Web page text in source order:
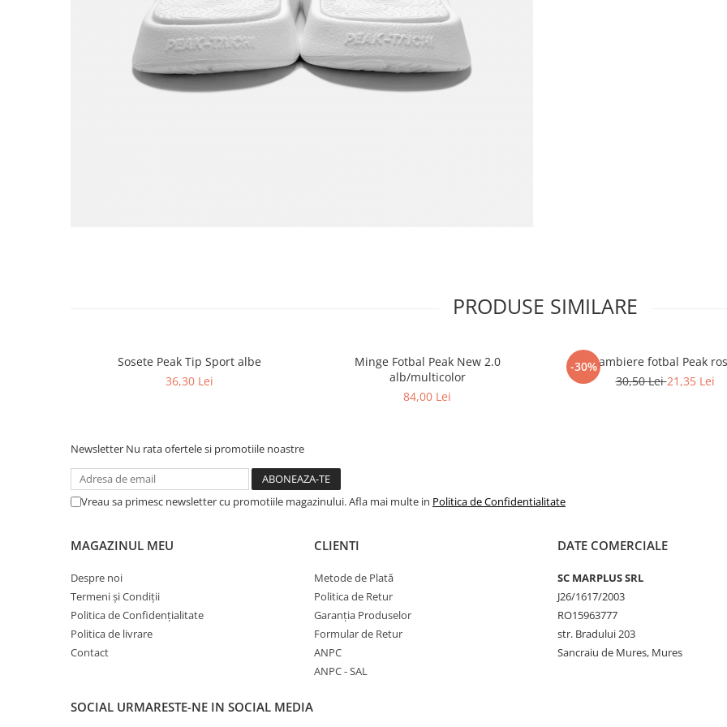
PRODUSE SIMILARE
Sosete Peak Tip Sport albe
36,30 Lei
Minge Fotbal Peak New 2.0
alb/multicolor
84,00 Lei
-30%Jambiere fotbal Peak
30,50 Lei21,35 Lei
Newsletter Nu rata ofertele si promotiile noastre
Vreau sa primesc newsletter cu promotiile magazinului. Afla mai multe in Politica de Confidentialitate
MAGAZINUL MEU
Despre noi
Termeni și Condiții
Politica de Confidențialitate
Politica de livrare
Contact
CLIENTI
Metode de Plată
Politica de Retur
Garanția Produselor
Formular de Retur
ANPC
ANPC - SAL
DATE COMERCIALE
SC MARPLUS SRL
J26/1617/2003
RO15963777
str. Bradului 203
Sancraiu de Mures, Mures
SOCIAL URMARESTE-NE IN SOCIAL MEDIA